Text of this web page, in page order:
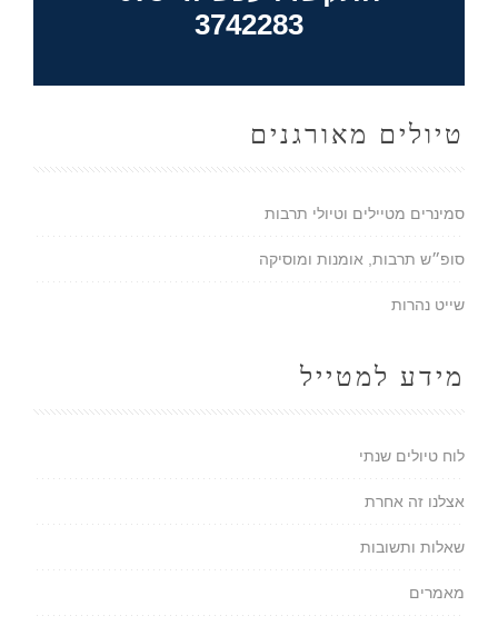
3742283
טיולים מאורגנים
סמינרים מטיילים וטיולי תרבות
סופ״ש תרבות, אומנות ומוסיקה
שייט נהרות
מידע למטייל
לוח טיולים שנתי
אצלנו זה אחרת
שאלות ותשובות
מאמרים